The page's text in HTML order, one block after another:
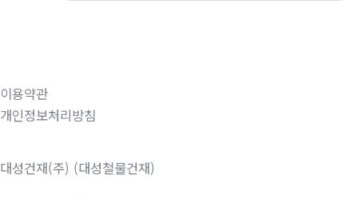
이용약관
개인정보처리방침
대성건재(주) (대성철물건재)